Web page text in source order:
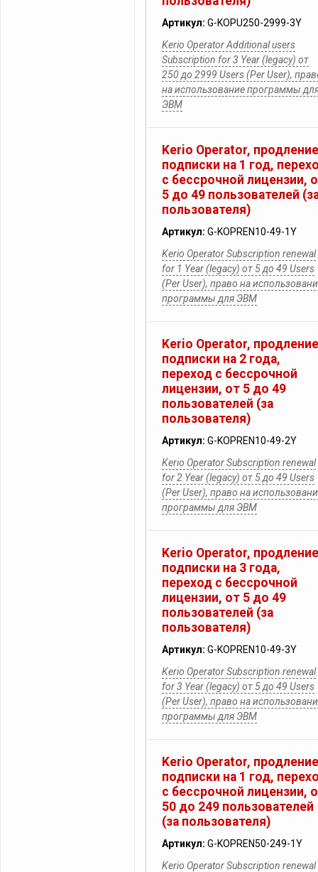
Артикул: G-KOPU250-2999-3Y
Kerio Operator Additional users
Subscription for 3 Year (legacy) от
250 до 2999 Users (Per User),
на использование программы
ЭВМ
Kerio Operator, продление
подписки на 1 год,
с бессрочной лицензии,
5 до 49 пользователей
пользователя)
Артикул: G-KOPREN10-49-1Y
Kerio Operator Subscription renewal
for 1 Year (legacy) от 5 до 49 Users
(Per User), право на
программы для ЭВМ
Kerio Operator, продление
подписки на 2 года,
переход с бессрочной
лицензии, от 5 до 49
пользователей (за
пользователя)
Артикул: G-KOPREN10-49-2Y
Kerio Operator Subscription renewal
for 2 Year (legacy) от 5 до 49 Users
(Per User), право на
программы для ЭВМ
Kerio Operator, продление
подписки на 3 года,
переход с бессрочной
лицензии, от 5 до 49
пользователей (за
пользователя)
Артикул: G-KOPREN10-49-3Y
Kerio Operator Subscription renewal
for 3 Year (legacy) от 5 до 49 Users
(Per User), право на
программы для ЭВМ
Kerio Operator, продление
подписки на 1 год,
с бессрочной лицензии,
50 до 249 пользователей
(за пользователя)
Артикул: G-KOPREN50-249-1Y
Kerio Operator Subscription renewal